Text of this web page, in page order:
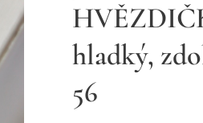
hladký,
56